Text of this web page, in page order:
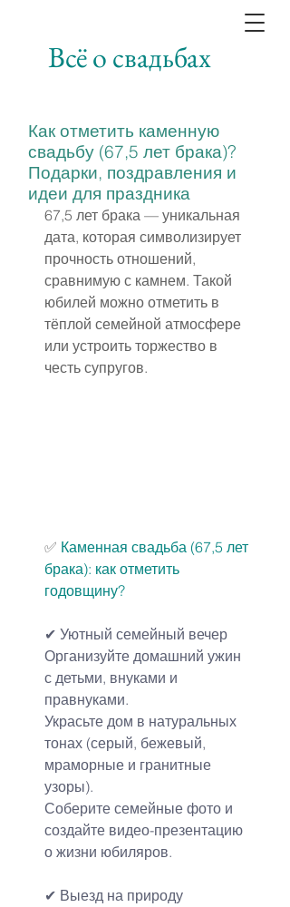
Всё о свадьбах
Как отметить каменную
свадьбу (67,5 лет брака)?
Подарки, поздравления и
идеи для праздника
67,5 лет брака — уникальная
дата, которая символизирует
прочность отношений,
сравнимую с камнем. Такой
юбилей можно отметить в
тёплой семейной атмосфере
или устроить торжество в
честь супругов.
✅ Каменная свадьба (67,5 лет
брака): как отметить
годовщину?
✔ Уютный семейный вечер
Организуйте домашний ужин
с детьми, внуками и
правнуками.
Украсьте дом в натуральных
тонах (серый, бежевый,
мраморные и гранитные
узоры).
Соберите семейные фото и
создайте видео-презентацию
о жизни юбиляров.
✔ Выезд на природу